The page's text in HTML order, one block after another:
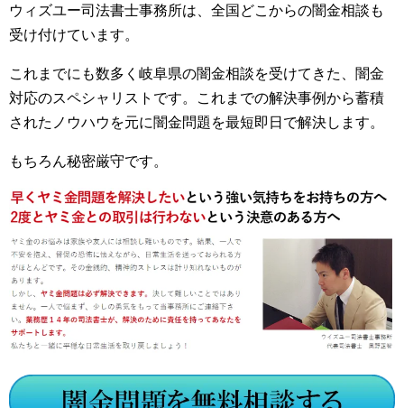
ウィズユー司法書士事務所は、全国どこからの闇金相談も
受け付けています。
これまでにも数多く岐阜県の闇金相談を受けてきた、闇金
対応のスペシャリストです。これまでの解決事例から蓄積
されたノウハウを元に闇金問題を最短即日で解決します。
もちろん秘密厳守です。